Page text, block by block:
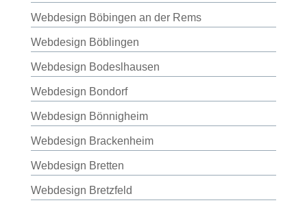
Webdesign Böbingen an der Rems
Webdesign Böblingen
Webdesign Bodeslhausen
Webdesign Bondorf
Webdesign Bönnigheim
Webdesign Brackenheim
Webdesign Bretten
Webdesign Bretzfeld